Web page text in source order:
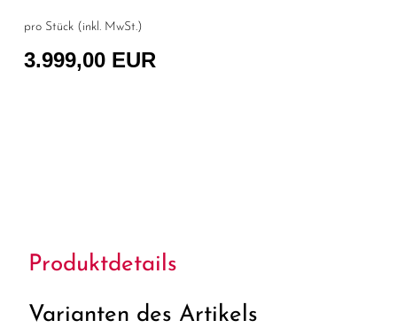
pro Stück (inkl. MwSt.)
3.999,00 EUR
Produktdetails
Varianten des Artikels